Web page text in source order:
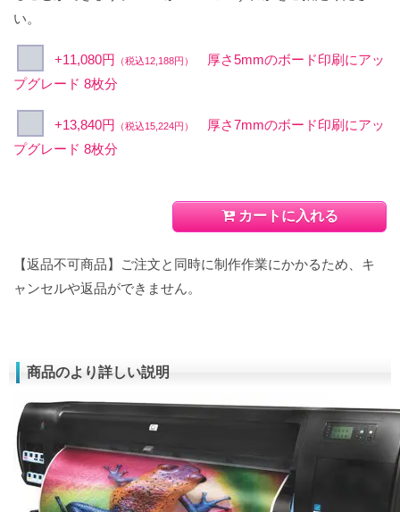
い。
+11,080円 （税込12,188円）
厚さ5mmのボード印刷にアッ
プグレード 8枚分
+13,840円 （税込15,224円）
厚さ7mmのボード印刷にアッ
プグレード 8枚分
カートに入れる
【返品不可商品】ご注文と同時に制作作業にかかるため、キ
ャンセルや返品ができません。
商品のより詳しい説明